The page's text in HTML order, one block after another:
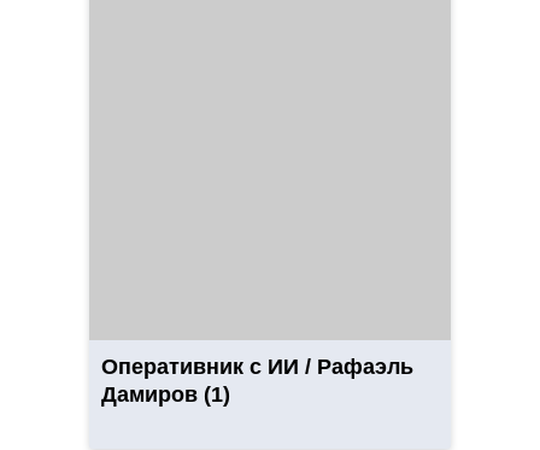
Оперативник с ИИ / Рафаэль
Дамиров (1)